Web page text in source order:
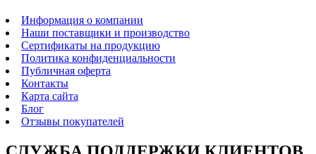
Информация о компании
Наши поставщики и производство
Сертификаты на продукцию
Политика конфиденциальности
Публичная оферта
Контакты
Карта сайта
Блог
Отзывы покупателей